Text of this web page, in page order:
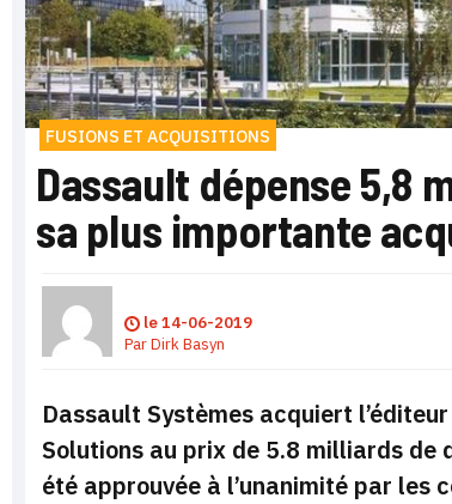
FUSIONS ET ACQUISITIONS
Dassault dépense 5,8
sa plus importante
le14-06-2019
ParDirk Basyn
Dassault Systèmes acquiert
Solutions au prix de 5.8 milliards de
été approuvée à l’unanimité par les